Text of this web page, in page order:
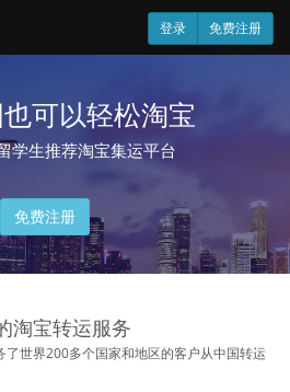
登录 免费注册
可以轻松淘宝
学生推荐淘宝集运平台
免费注册
淘宝转运服务
了世界200多个国家和地区的客户从中国转运